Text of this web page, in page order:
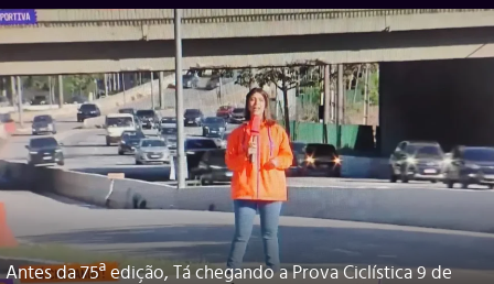
Antes da 75ª edição, Tá chegando a Prova Ciclística 9 de